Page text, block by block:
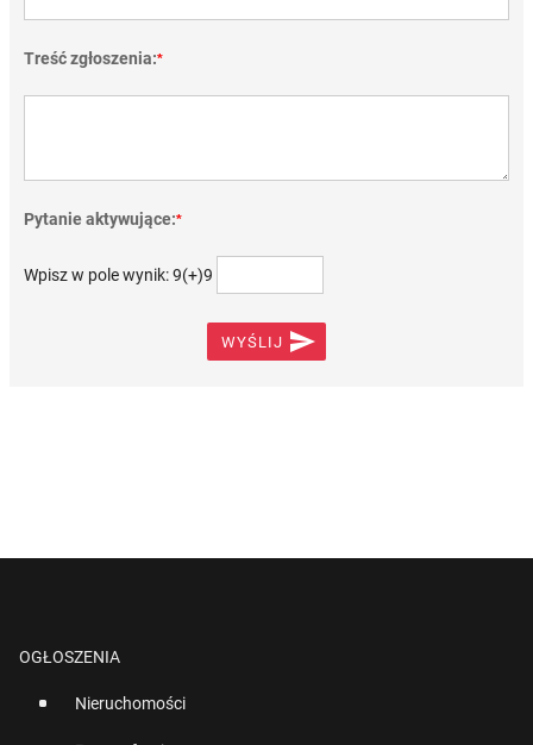
Treść zgłoszenia:*
Pytanie aktywujące:*
Wpisz w pole wynik: 9(+)9
WYŚLIJ 
OGŁOSZENIA
Nieruchomości